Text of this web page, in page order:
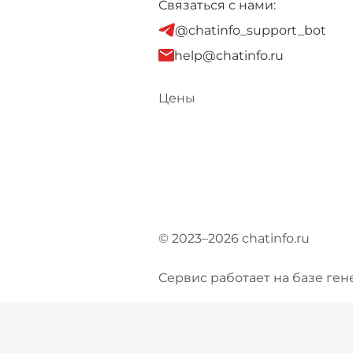
Связаться с нами:
@chatinfo_support_bot
help@chatinfo.ru
Цены
© 2023–2026 chatinfo.ru
Сервис работает на базе